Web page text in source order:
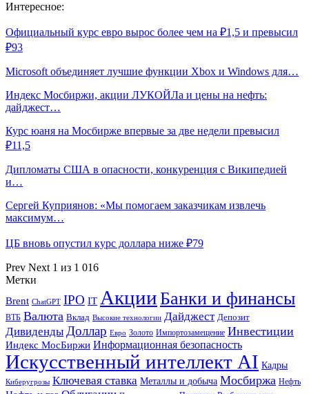
Интересное:
Официальный курс евро вырос более чем на ₽1,5 и превысил
₽93
Microsoft объединяет лучшие функции Xbox и Windows для…
Индекс Мосбиржи, акции ЛУКОЙЛа и цены на нефть:
дайджест…
Курс юаня на Мосбирже впервые за две недели превысил
₽11,5
Дипломаты США в опасности, конкуренция с Википедией
и…
Сергей Куприянов: «Мы помогаем заказчикам извлечь
максимум…
ЦБ вновь опустил курс доллара ниже ₽79
Prev Next 1 из 1 016
Метки
Brent ChatGPT IPO IT АкцииБанки и финансы
ВТБ Валюта Вклад Высокие технологии Дайджест Депозит
Дивиденды Доллар Евро Золото Импортозамещение Инвестиции
Индекс МосБиржи Информационная безопасность
Искусственный интеллект AI Кадры
Киберугрозы Ключевая ставка Металлы и добыча Мосбиржа Нефть